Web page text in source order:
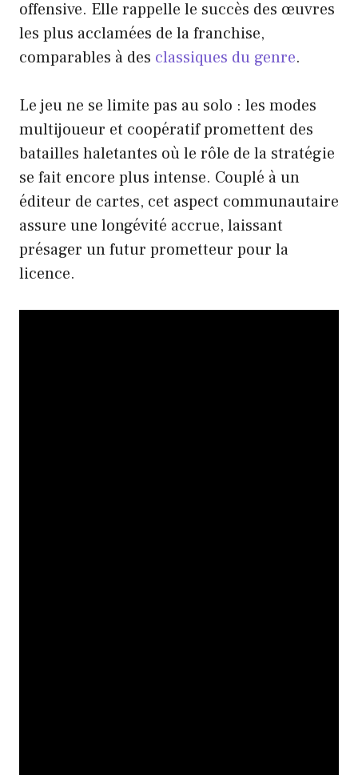
offensive. Elle rappelle le succès des œuvres
les plus acclamées de la franchise,
comparables à des classiques du genre.
Le jeu ne se limite pas au solo : les modes
multijoueur et coopératif promettent des
batailles haletantes où le rôle de la stratégie
se fait encore plus intense. Couplé à un
éditeur de cartes, cet aspect communautaire
assure une longévité accrue, laissant
présager un futur prometteur pour la
licence.